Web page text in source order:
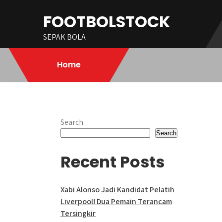
FOOTBOLSTOCK
SEPAK BOLA
Home
Search
Search
Recent Posts
Xabi Alonso Jadi Kandidat Pelatih
Liverpool! Dua Pemain Terancam
Tersingkir